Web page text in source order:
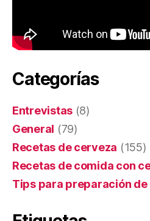
Categorías
Entrevistas (8)
General (79)
Recetas de cerveza (155)
Recetas de comida con
Tips para preparación